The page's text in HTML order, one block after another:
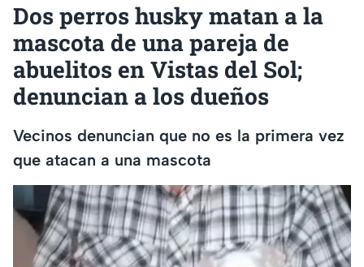
Dos perros husky matan a la
mascota de una pareja de
abuelitos en Vistas del Sol;
denuncian a los dueños
Vecinos denuncian que no es la primera vez
que atacan a una mascota